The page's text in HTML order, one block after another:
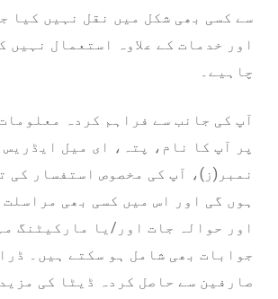
سے کسی بھی شکل میں نقل نہیں کیا
اور خدمات کے علاوہ استعمال نہیں
چاہیے۔
آپ کی جانب سے فراہم کردہ
پر آپ کا نام، پتہ، ای میل
نمبر(ز)، آپ کی مخصوص استفسار کی
ہوں گی اور اس میں کسی بھی
اور حوالہ جات اور/یا مارکیٹنگ
جوابات بھی شامل ہو سکتے ہیں۔
صارفین سے حاصل کردہ ڈیٹا کی